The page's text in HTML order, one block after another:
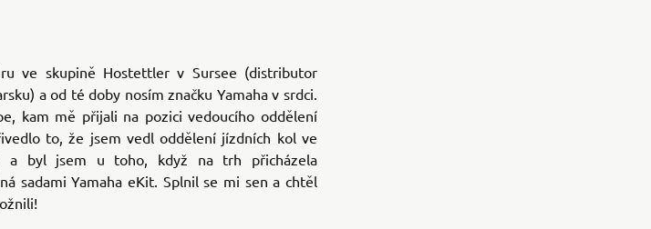
ve skupině Hostettler v Sursee (distributor
a od té doby nosím značku Yamaha v srdci.
kam mě přijali na pozici vedoucího oddělení
to, že jsem vedl oddělení jízdních kol ve
a byl jsem u toho, když na trh přicházela
sadami Yamaha eKit. Splnil se mi sen a chtěl